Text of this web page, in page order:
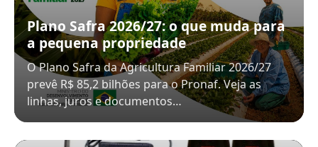
Plano Safra 2026/27: o que muda para
a pequena propriedade
O Plano Safra da Agricultura Familiar 2026/27
prevê R$ 85,2 bilhões para o Pronaf. Veja as
linhas, juros e documentos…